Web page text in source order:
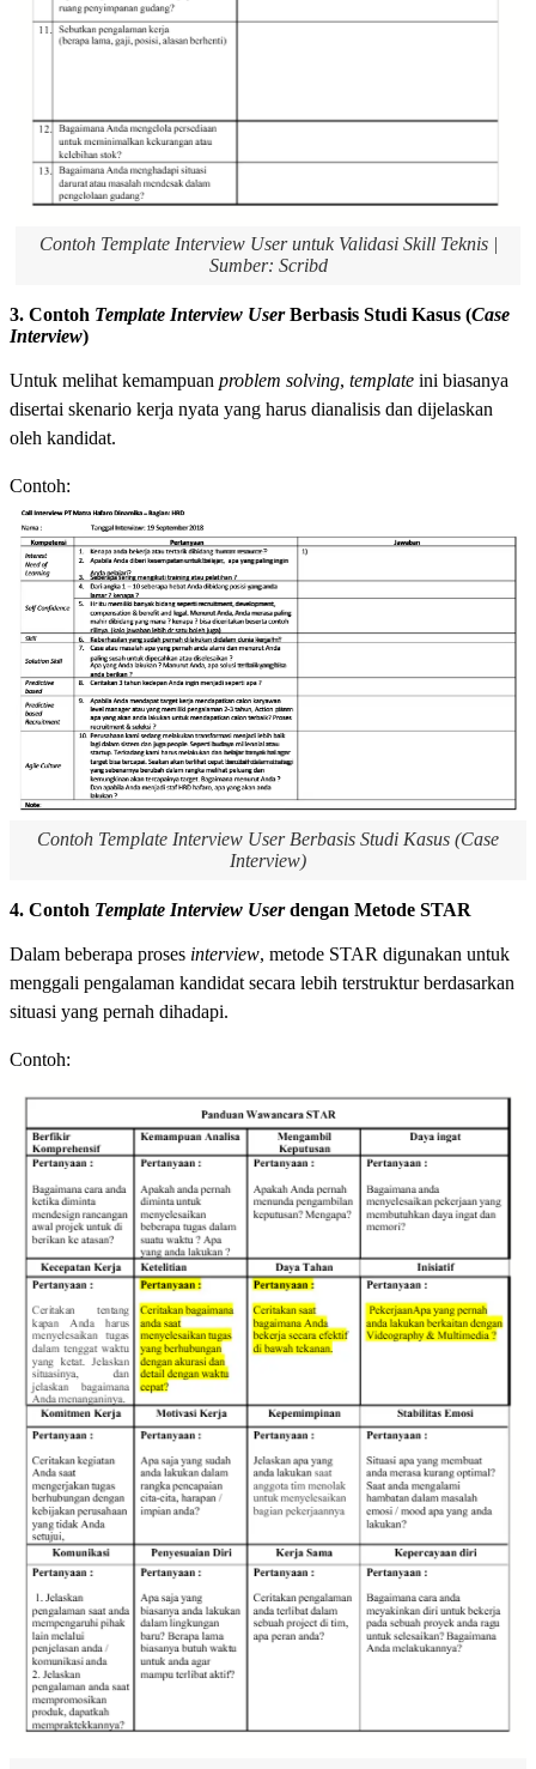
Contoh Template Interview User untuk Validasi Skill Teknis |
Sumber: Scribd
3. Contoh Template Interview UserBerbasis Studi Kasus (Case
Interview)
Untuk melihat kemampuan problem solving, template ini biasanya
disertai skenario kerja nyata yang harus dianalisis dan dijelaskan
oleh kandidat.
Contoh:
Contoh Template Interview User Berbasis Studi Kasus (Case
Interview)
4. Contoh Template Interview Userdengan Metode STAR
Dalam beberapa proses interview, metode STAR digunakan untuk
menggali pengalaman kandidat secara lebih terstruktur berdasarkan
situasi yang pernah dihadapi.
Contoh: